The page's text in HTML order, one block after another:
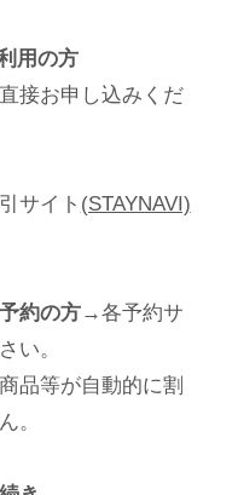
用の方
接お申し込みくだ
サイト (STAYNAVI)
約の方→各予約サ
い。
品等が自動的に割
。